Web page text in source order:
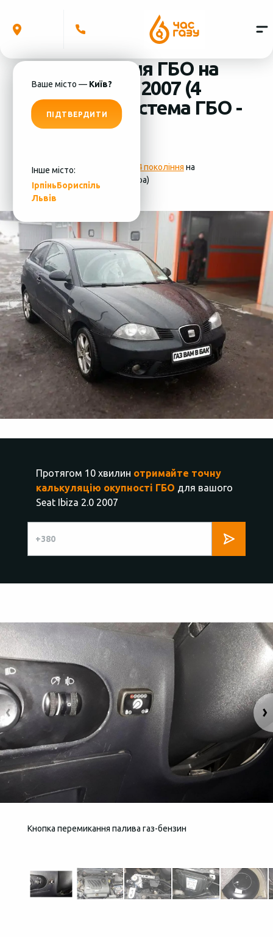
Ваше місто — Київ?
ПІДТВЕРДИТИ
Інше місто:
ІрпіньБориспіль
Львів
Встановлення ГБО на
Seat Ibiza 2.0 2007 (4
циліндра) система ГБО -
Lovato
Фотографії установки ГБО 4 покоління на
Seat Ibiza 2.0 2007 (4 циліндра)
Протягом 10 хвилин отримайте точну
калькуляцію окупності ГБО для вашого
Seat Ibiza 2.0 2007
Кнопка перемикання палива газ-бензин